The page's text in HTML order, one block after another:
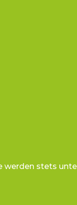
stets